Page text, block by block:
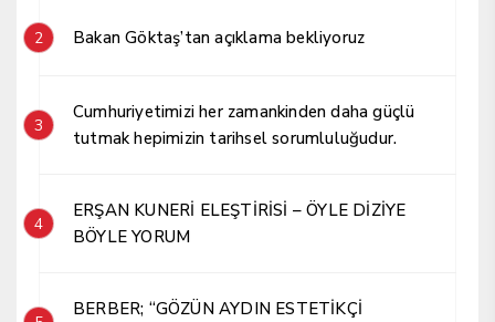
2 Bakan Göktaş’tan açıklama bekliyoruz
3
Cumhuriyetimizi her zamankinden daha güçlü
tutmak hepimizin tarihsel sorumluluğudur.
4
ERŞAN KUNERİ ELEŞTİRİSİ – ÖYLE DİZİYE
BÖYLE YORUM
BERBER; “GÖZÜN AYDIN ESTETİKÇİ